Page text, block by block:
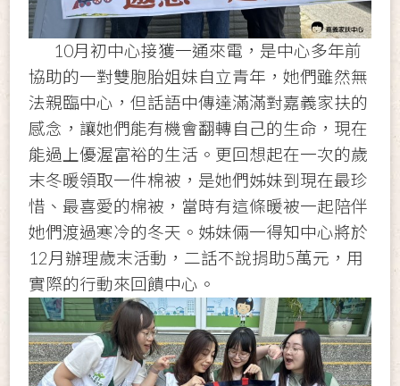
10月初中心接獲一通來電，是中心多年前
協助的一對雙胞胎姐妹自立青年，她們雖然無
法親臨中心，但話語中傳達滿滿對嘉義家扶的
感念，讓她們能有機會翻轉自己的生命，現在
能過上優渥富裕的生活。更回想起在一次的歲
末冬暖領取一件棉被，是她們姊妹到現在最珍
惜、最喜愛的棉被，當時有這條暖被一起陪伴
她們渡過寒冷的冬天。姊妹倆一得知中心將於
12月辦理歲末活動，二話不說捐助5萬元，用
實際的行動來回饋中心。